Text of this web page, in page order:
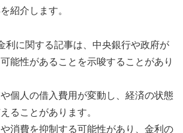
紹介します。
利に関する記事は、中央銀行や政府が
能性があることを示唆することがあり
個人の借入費用が変動し、経済の状態
ることがあります。
消費を抑制する可能性があり、金利の